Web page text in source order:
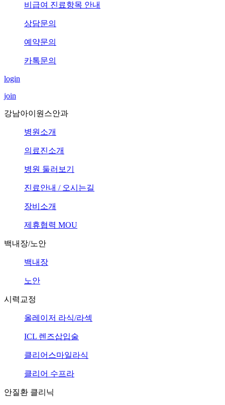
비급여 진료항목 안내
상담문의
예약문의
카톡문의
login
join
강남아이원스안과
병원소개
의료진소개
병원 둘러보기
진료안내 / 오시는길
장비소개
제휴협력 MOU
백내장/노안
백내장
노안
시력교정
올레이저 라식/라섹
ICL 렌즈삽입술
클리어스마일라식
클리어 수프라
안질환 클리닉